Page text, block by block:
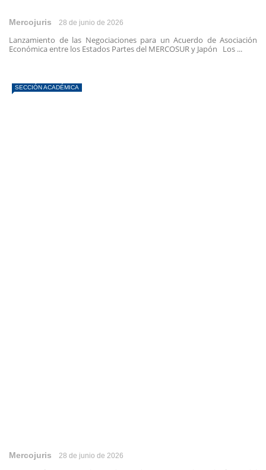
Mercojuris 28 de junio de 2026
Lanzamiento de las Negociaciones para un Acuerdo de Asociación
Económica entre los Estados Partes del MERCOSUR y Japón Los ...
SECCIÓN ACADÉMICA
Mercojuris 28 de junio de 2026